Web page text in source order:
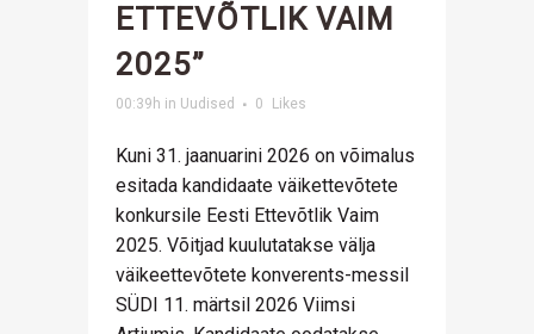
ETTEVÕTLIK VAIM
2025”
00:39h in Uudised 0 Likes
Kuni 31. jaanuarini 2026 on võimalus
esitada kandidaate väikettevõtete
konkursile Eesti Ettevõtlik Vaim
2025. Võitjad kuulutatakse välja
väikeettevõtete konverents-messil
SÜDI 11. märtsil 2026 Viimsi